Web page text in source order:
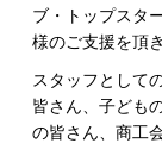
ブ・トップスタ
様のご支援を頂
スタッフとして
皆さん、子ども
の皆さん、商工